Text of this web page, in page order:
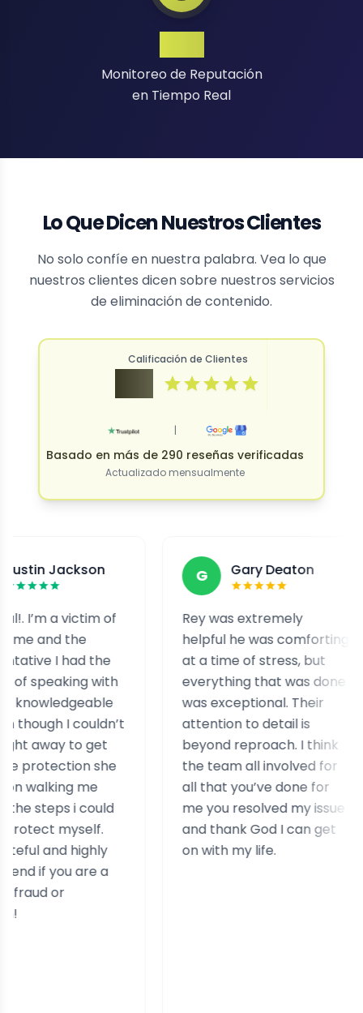
Monitoreo de Reputación
en Tiempo Real
Lo Que Dicen Nuestros Clientes
No solo confíe en nuestra palabra. Vea lo que
nuestros clientes dicen sobre nuestros servicios
de eliminación de contenido.
Calificación de Clientes
|
Basado en más de 290 reseñas verificadas
Actualizado mensualmente
victim of
the
the
with
couldn’t
to get
she
me
i could
highly
are a
Gary Deaton
Rey was extremely
helpful he was comforting
at a time of stress, but
everything that was done
was exceptional. Their
attention to detail is
beyond reproach. I think
the team all involved for
all that you’ve done for
me you resolved my issue
and thank God I can get
on with my life.